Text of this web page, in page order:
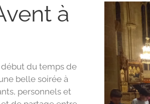
à
du temps de
belle soirée à
personnels et